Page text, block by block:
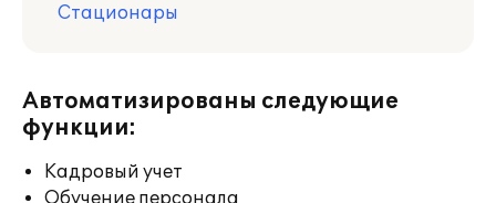
Стационары
Автоматизированы следующие
функции:
Кадровый учет
Обучение персонала